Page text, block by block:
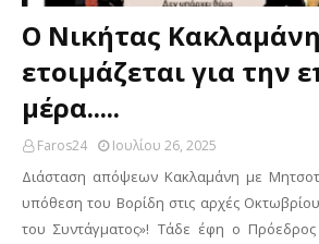
Ο Νικήτας
ετοιμάζεται για την
μέρα.....
Faros24 Ιουλίου 26, 2025
Διάσταση απόψεων Κακλαμάνη με
υπόθεση του Βορίδη στις αρχές
του Συντάγματος»! Τάδε έφη ο Πρόεδρος